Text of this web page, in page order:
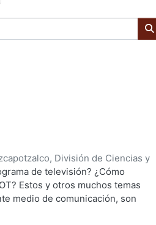
División de Ciencias y
del Diseño en el Tiempo,1992
de televisión? ¿Cómo
Estos y otros muchos temas
medio de comunicación, son